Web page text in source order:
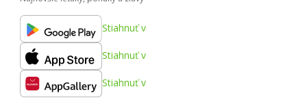
Stiahnuť v
Stiahnuť v
Stiahnuť v